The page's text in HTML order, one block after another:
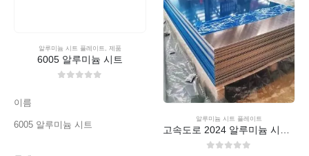
알루미늄 시트 플레이트 제품
6005 알루미늄 시트
이름
6005 알루미늄 시트
알루미늄 시트 플레이트